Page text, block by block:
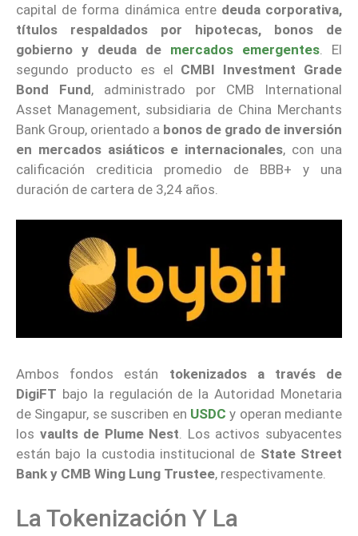
capital de forma dinámica entre deuda corporativa,
títulos respaldados por hipotecas, bonos de
gobierno y deuda de mercados emergentes . El
segundo producto es el CMBI Investment Grade
Bond Fund, administrado por CMB International
Asset Management, subsidiaria de China Merchants
Bank Group, orientado a bonos de grado de inversión
en mercados asiáticos e internacionales, con una
calificación crediticia promedio de BBB+ y una
duración de cartera de 3,24 años.
Ambos fondos están tokenizados a través de
DigiFT bajo la regulación de la Autoridad Monetaria
de Singapur, se suscriben en USDCy operan mediante
los vaults de Plume Nest . Los activos subyacentes
están bajo la custodia institucional de State Street
Bank y CMB Wing Lung Trustee, respectivamente.
La Tokenización Y La